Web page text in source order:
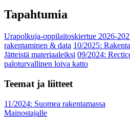
Tapahtumia
Urapolkuja-oppilaitoskiertue 2026-
rakentaminen & data 10/2025:
Jätteistä materiaaleiksi 09/2024:
paloturvallinen loiva katto
Teemat ja liitteet
11/2024: Suomea rakentamassa
Mainostajalle